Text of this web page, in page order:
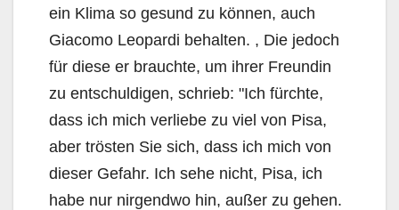
ein Klima so gesund zu können, auch
Giacomo Leopardi behalten. , Die jedoch
für diese er brauchte, um ihrer Freundin
zu entschuldigen, schrieb: "Ich fürchte,
dass ich mich verliebe zu viel von Pisa,
aber trösten Sie sich, dass ich mich von
dieser Gefahr. Ich sehe nicht, Pisa, ich
habe nur nirgendwo hin, außer zu gehen.